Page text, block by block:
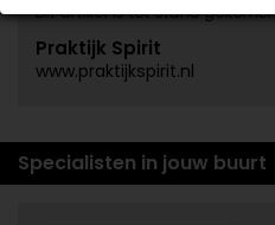
Dit artikel is tot stand
Praktijk Spirit
www.praktijkspirit.nl
Specialisten in jouw buurt